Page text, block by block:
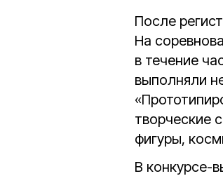
После
На
в течение
выполняли
творческие
фигуры,
В конкурсе-